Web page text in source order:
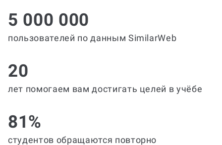
5 000 000
пользователей по данным SimilarWeb
20
лет помогаем вам достигать целей в учёбе
81%
студентов обращаются повторно